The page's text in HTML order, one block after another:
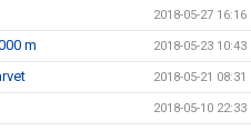
2018-05-27 16:16
m 2018-05-23 10:43
2018-05-21 08:31
2018-05-10 22:33